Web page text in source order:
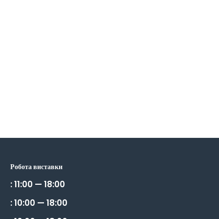
Робота виставки
: 11:00 — 18:00
: 10:00 — 18:00